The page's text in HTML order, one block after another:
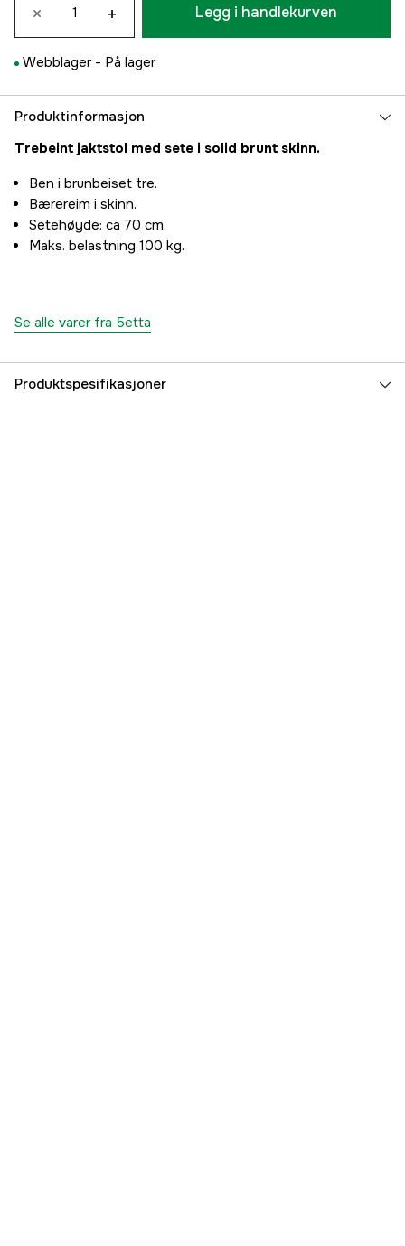
× + Legg i handlekurven
Webblager - På lager
Produktinformasjon
Trebeint jaktstol med sete i solid brunt skinn.
Ben i brunbeiset tre.
Bærereim i skinn.
Setehøyde: ca 70 cm.
Maks. belastning 100 kg.
Se alle varer fra 5etta
Produktspesifikasjoner